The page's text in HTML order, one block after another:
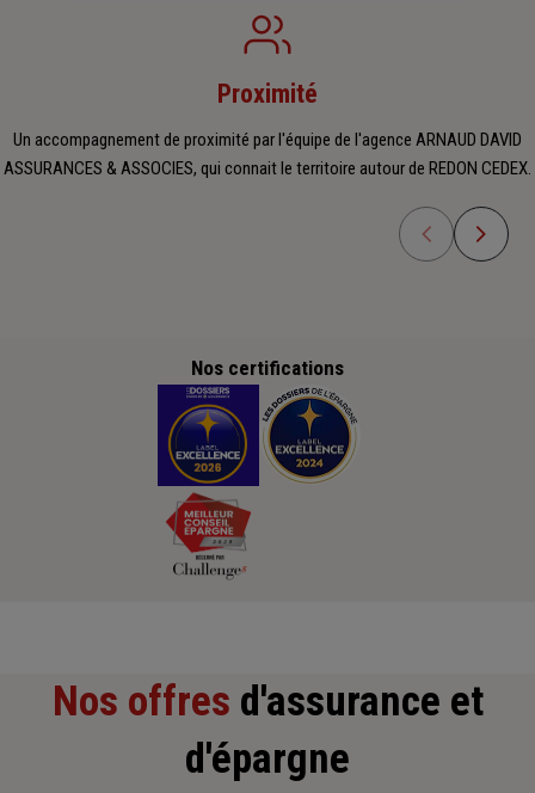
Proximité
Un accompagnement de proximité par l'équipe de l'agence ARNAUD DAVID
ASSURANCES & ASSOCIES, qui connait le territoire autour de REDON CEDEX.
Nos certifications
Nos offres d'assurance et
d'épargne